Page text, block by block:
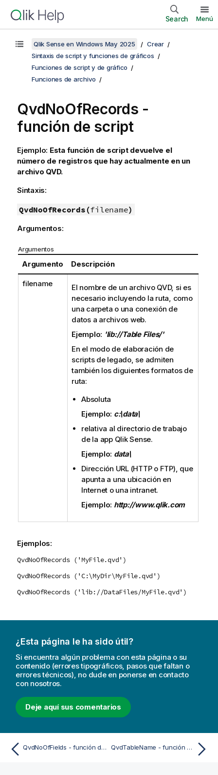
Search Menú
Qlik Sense en Windows May 2025
Crear
Sintaxis de script y funciones de gráficos
Funciones de script y de gráfico
Funciones de archivo
QvdNoOfRecords -
función de script
Ejemplo: Esta función de script devuelve el
número de registros que hay actualmente en un
archivo QVD.
Sintaxis:
QvdNoOfRecords(filename)
Argumentos:
Argumentos
Argumento Descripción
filename El nombre de un archivo QVD, si es
necesario incluyendo la ruta, como
una carpeta o una conexión de
datos a archivos web.
Ejemplo: 'lib://Table Files/'
En el modo de elaboración de
scripts de legado, se admiten
también los diguientes formatos de
ruta:
Absoluta
Ejemplo: c:\data\
relativa al directorio de trabajo
de la app Qlik Sense.
Ejemplo: data\
Dirección URL (HTTPo FTP), que
apunta a una ubicación en
Internet o una intranet.
Ejemplo: http://www.qlik.com
Ejemplos:
QvdNoOfRecords ('MyFile.qvd')
QvdNoOfRecords ('C:\MyDir\MyFile.qvd')
QvdNoOfRecords ('lib://DataFiles/MyFile.qvd')
¿Esta página le ha sido útil?
Si encuentra algún problema con esta página o su
contenido (errores tipográficos, pasos que faltan o
errores técnicos), no dude en ponerse en contacto
con nosotros.
Deje aquí sus comentarios
QvdNoOfFields - función de script QvdTableName - función de script